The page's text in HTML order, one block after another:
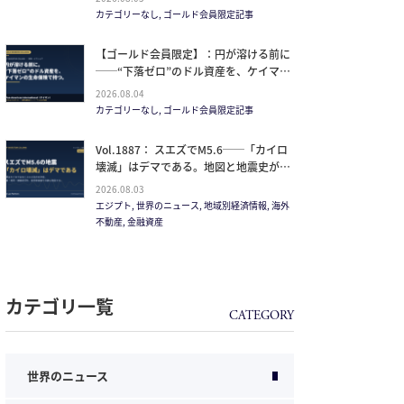
イルが崩した“安全神話”。2027年の供給
カテゴリーなし, ゴールド会員限定記事
【ゴールド会員限定】：円が溶ける前に
──“下落ゼロ”のドル資産を、ケイマン
の生命保険で持つ。
2026.08.04
カテゴリーなし, ゴールド会員限定記事
Vol.1887： スエズでM5.6──「カイロ
壊滅」はデマである。地図と地震史が崩
す”距離を無視した恐怖”
2026.08.03
エジプト, 世界のニュース, 地域別経済情報, 海外
不動産, 金融資産
カテゴリ一覧
世界のニュース